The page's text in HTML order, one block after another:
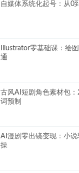
自媒体系统化起号：从0
Illustrator零基础课：绘
通
古风AI短剧角色素材包
词预制
AI漫剧零出镜变现：小
操